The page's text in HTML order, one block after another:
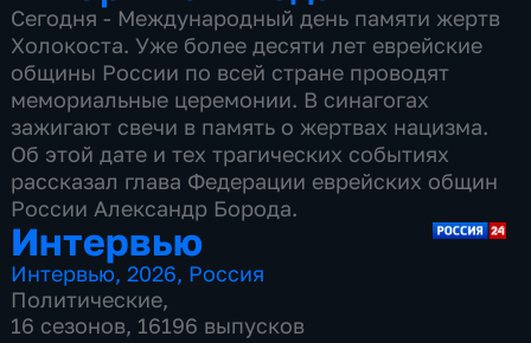
Сегодня - Международный день памяти жертв
Холокоста. Уже более десяти лет еврейские
общины России по всей стране проводят
мемориальные церемонии. В синагогах
зажигают свечи в память о жертвах нацизма.
Об этой дате и тех трагических событиях
рассказал глава Федерации еврейских общин
России Александр Борода.
Интервью
Интервью,2026, Россия
Политические,
16 сезонов, 16196 выпусков